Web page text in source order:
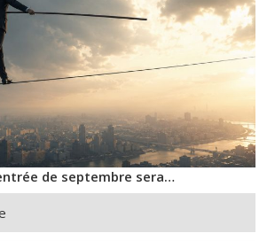
de septembre sera…